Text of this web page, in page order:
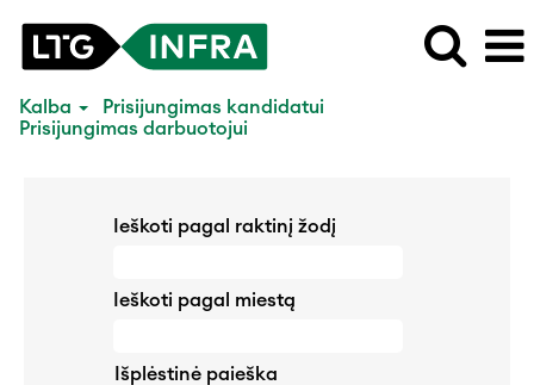
Kalba
Prisijungimas kandidatui
Prisijungimas darbuotojui
Ieškoti pagal raktinį žodį
Ieškoti pagal miestą
Išplėstinė paieška